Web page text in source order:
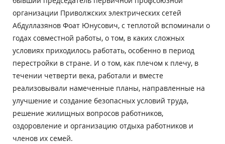
организации Приволжских электрических сетей
Абдуллазянов Фоат Юнусович, с теплотой вспоминали о
годах совместной работы, о том, в каких сложных
условиях приходилось работать, особенно в период
перестройки в стране. И о том, как плечом к плечу, в
течении четверти века, работали и вместе
реализовывали намеченные планы, направленные на
улучшение и создание безопасных условий труда,
решение жилищных вопросов работников,
оздоровление и организацию отдыха работников и
членов их семей.